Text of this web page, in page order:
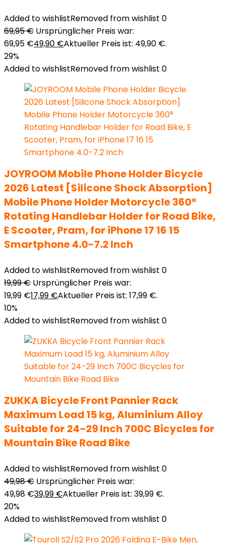
Added to wishlistRemoved from wishlist 0
69,95€ Ursprünglicher Preis war:
69,95 €49,90 €Aktueller Preis ist: 49,90 €.
29%
Added to wishlistRemoved from wishlist 0
JOYROOM Mobile Phone Holder Bicycle
2026 Latest [Silicone Shock Absorption]
Mobile Phone Holder Motorcycle 360°
Rotating Handlebar Holder for Road Bike,
E Scooter, Pram, for iPhone 17 16 15
Smartphone 4.0-7.2 Inch
Added to wishlistRemoved from wishlist 0
19,99€ Ursprünglicher Preis war:
19,99 €17,99 €Aktueller Preis ist: 17,99 €.
10%
Added to wishlistRemoved from wishlist 0
ZUKKA Bicycle Front Pannier Rack
Maximum Load 15 kg, Aluminium Alloy
Suitable for 24-29 Inch 700C Bicycles for
Mountain Bike Road Bike
Added to wishlistRemoved from wishlist 0
49,98€ Ursprünglicher Preis war:
49,98 €39,99 €Aktueller Preis ist: 39,99 €.
20%
Added to wishlistRemoved from wishlist 0